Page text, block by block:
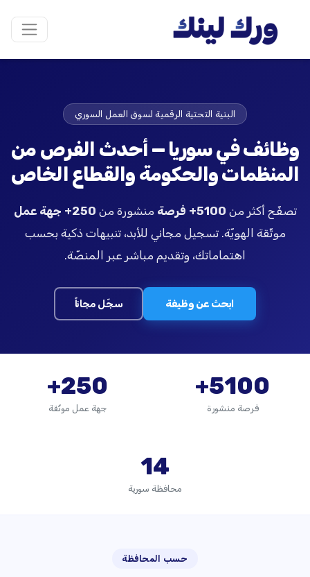
البنية التحتية الرقمية لسوق العمل السوري
وظائف في سوريا — أحدث الفرص من
المنظمات والحكومة والقطاع الخاص
تصفّح أكثر من 5100+ فرصة منشورة من 250+ جهة عمل
موثّقة الهويّة. تسجيل مجاني للأبد، تنبيهات ذكية بحسب
اهتماماتك، وتقديم مباشر عبر المنصّة.
ابحث عن وظيفة سجّل مجاناً
5100+
فرصة منشورة
250+
جهة عمل موثّقة
14
محافظة سورية
حسب المحافظة